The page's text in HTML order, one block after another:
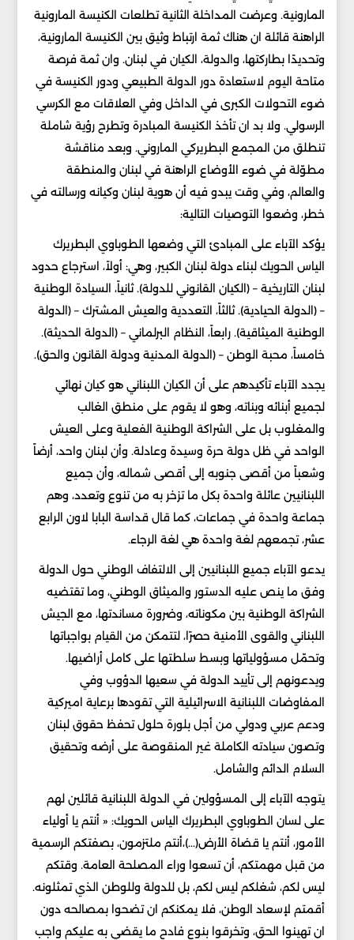
المارونية. وعرضت المداخلة الثانية تطلعات الكنيسة المارونية
الراهنة قائلة ان هناك ثمة ارتباط وثيق بين الكنيسة المارونية،
وتحديدًا بطاركتها، والدولة، الكيان في لبنان. وان ثمة فرصة
متاحة اليوم لاستعادة دور الدولة الطبيعي ودور الكنيسة في
ضوء التحولات الكبرى في الداخل وفي العلاقات مع الكرسي
الرسولي. ولا بد ان تأخذ الكنيسة المبادرة وتطرح رؤية شاملة
تنطلق من المجمع البطريركي الماروني. وبعد مناقشة
مطوّلة في ضوء الأوضاع الراهنة في لبنان والمنطقة
والعالم، وفي وقت يبدو فيه أن هوية لبنان وكيانه ورسالته في
خطر، وضعوا التوصيات التالية:
يؤكد الآباء على المبادئ التي وضعها الطوباوي البطريرك
الياس الحويك لبناء دولة لبنان الكبير، وهي: أولاً، استرجاع حدود
لبنان التاريخية – (الكيان القانوني للدولة). ثانياً، السيادة الوطنية
– (الدولة الحيادية). ثالثاً، التعددية والعيش المشترك – (الدولة
الوطنية الميثاقية). رابعاً، النظام البرلماني – (الدولة الحديثة).
خامساً، محبة الوطن – (الدولة المدنية ودولة القانون والحق).
يجدد الآباء تأكيدهم على أن الكيان اللبناني هو كيان نهائي
لجميع أبنائه وبناته، وهو لا يقوم على منطق الغالب
والمغلوب بل على الشراكة الوطنية الفعلية وعلى العيش
الواحد في ظل دولة حرة وسيدة وعادلة. وأن لبنان واحد، أرضاً
وشعباً من أقصى جنوبه إلى أقصى شماله، وأن جميع
اللبنانيين عائلة واحدة بكل ما تزخر به من تنوع وتعدد، وهم
جماعة واحدة في جماعات، كما قال قداسة البابا لاون الرابع
عشر، تجمعهم لغة واحدة هي لغة الرجاء.
يدعو الآباء جميع اللبنانيين إلى الالتفاف الوطني حول الدولة
وفق ما ينص عليه الدستور والميثاق الوطني، وما تقتضيه
الشراكة الوطنية بين مكوناته، وضرورة مساندتها، مع الجيش
اللبناني والقوى الأمنية حصرًا، لتتمكن من القيام بواجباتها
وتحمّل مسؤولياتها وبسط سلطتها على كامل أراضيها.
ويدعونهم إلى تأييد الدولة في سعيها الدؤوب وفي
المفاوضات اللبنانية الاسرائيلية التي تقودها برعاية اميركية
ودعم عربي ودولي من أجل بلورة حلول تحفظ حقوق لبنان
وتصون سيادته الكاملة غير المنقوصة على أرضه وتحقيق
السلام الدائم والشامل.
يتوجه الآباء إلى المسؤولين في الدولة اللبنانية قائلين لهم
على لسان الطوباوي البطريرك الياس الحويك: « أنتم يا أولياء
الأمور، أنتم يا قضاة الأرض(...)،أنتم ملتزمون، بصفتكم الرسمية
من قبل مهمتكم، أن تسعوا وراء المصلحة العامة. وقتكم
ليس لكم، شغلكم ليس لكم، بل للدولة وللوطن الذي تمثلونه.
أقمتم لإسعاد الوطن، فلا يمكنكم ان تضحوا بمصالحه دون
ان تهينوا الحق، وتخرقوا بنوع فادح ما يقضي به عليكم واجب